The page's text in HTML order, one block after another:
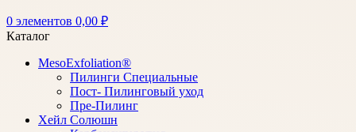
0 элементов 0,00 ₽
Каталог
MesoExfoliation®
Пилинги Специальные
Пост- Пилинговый уход
Пре-Пилинг
Хейл Солюшн